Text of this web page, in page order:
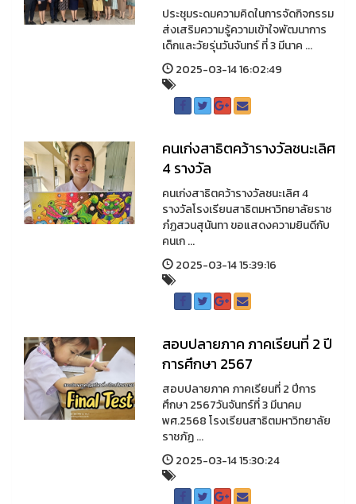
ประชุมระดมความคิดในการจัดกิจกรรม
ส่งเสริมความรู้ความเข้าใจพัฒนาการ
เด็กและวัยรุ่นวันจันทร์ ที่ 3 มีนาค ...
2025-03-14 16:02:49
คนเก่งสาธิตคว้ารางวัลชนะเลิศ
4 รางวัล
คนเก่งสาธิตคว้ารางวัลชนะเลิศ 4
รางวัลโรงเรียนสาธิตมหาวิทยาลัยราช
ภํฏสวนสุนันทา ขอแสดงความยินดีกับ
คนเก ...
2025-03-14 15:39:16
สอบปลายภาค ภาคเรียนที่ 2 ปี
การศึกษา 2567
สอบปลายภาค ภาคเรียนที่ 2 ปีการ
ศึกษา 2567วันจันทร์ที่ 3 มีนาคม
พศ.2568 โรงเรียนสาธิตมหาวิทยาลัย
ราชภัฏ ...
2025-03-14 15:30:24